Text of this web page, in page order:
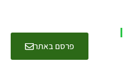
פרסם באתר